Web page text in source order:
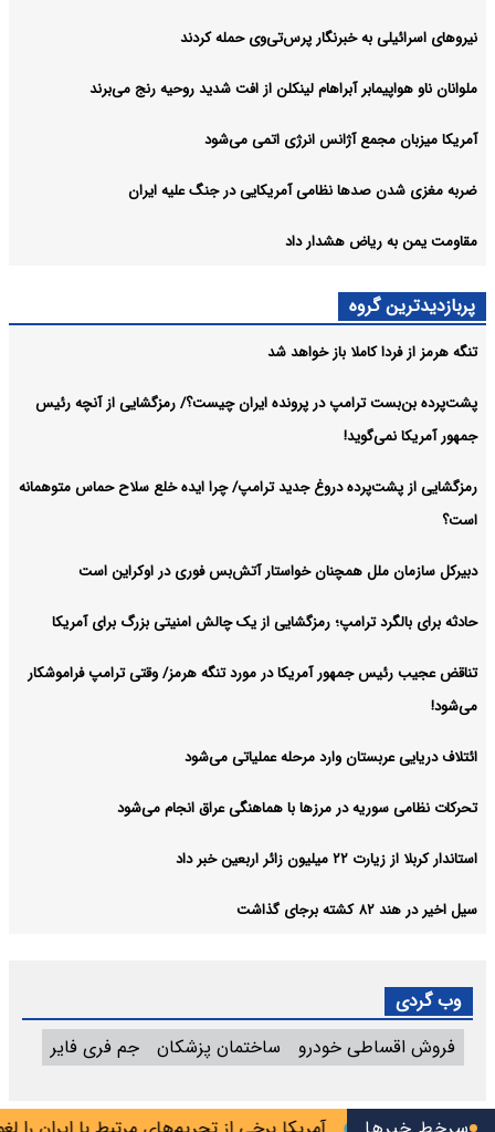
نیروهای اسرائیلی به خبرنگار پرس‌تی‌وی حمله کردند
ملوانان ناو هواپیمابر آبراهام لینکلن از افت شدید روحیه رنج می‌برند
آمریکا میزبان مجمع آژانس انرژی اتمی می‌شود
ضربه مغزی شدن صدها نظامی آمریکایی در جنگ علیه ایران
مقاومت یمن به ریاض هشدار داد
پربازدیدترین گروه
تنگه هرمز از فردا کاملا باز خواهد شد
پشت‌پرده بن‌بست ترامپ در پرونده ایران چیست؟/ رمزگشایی از آنچه رئیس
جمهور آمریکا نمی‌گوید!
رمزگشایی از پشت‌پرده دروغ جدید ترامپ/ چرا ایده خلع سلاح حماس متوهمانه
است؟
دبیرکل سازمان ملل همچنان خواستار آتش‌بس فوری در اوکراین است
حادثه برای بالگرد ترامپ؛ رمزگشایی از یک چالش امنیتی بزرگ برای آمریکا
تناقض عجیب رئیس جمهور آمریکا در مورد تنگه هرمز/ وقتی ترامپ فراموشکار
می‌شود!
ائتلاف دریایی عربستان وارد مرحله عملیاتی می‌شود
تحرکات نظامی سوریه در مرزها با هماهنگی عراق انجام می‌شود
استاندار کربلا از زیارت ۲۲ میلیون زائر اربعین خبر داد
سیل اخیر در هند ۸۲ کشته برجای گذاشت
وب گردی
فروش اقساطی خودرو
ساختمان پزشکان جم فری فایر